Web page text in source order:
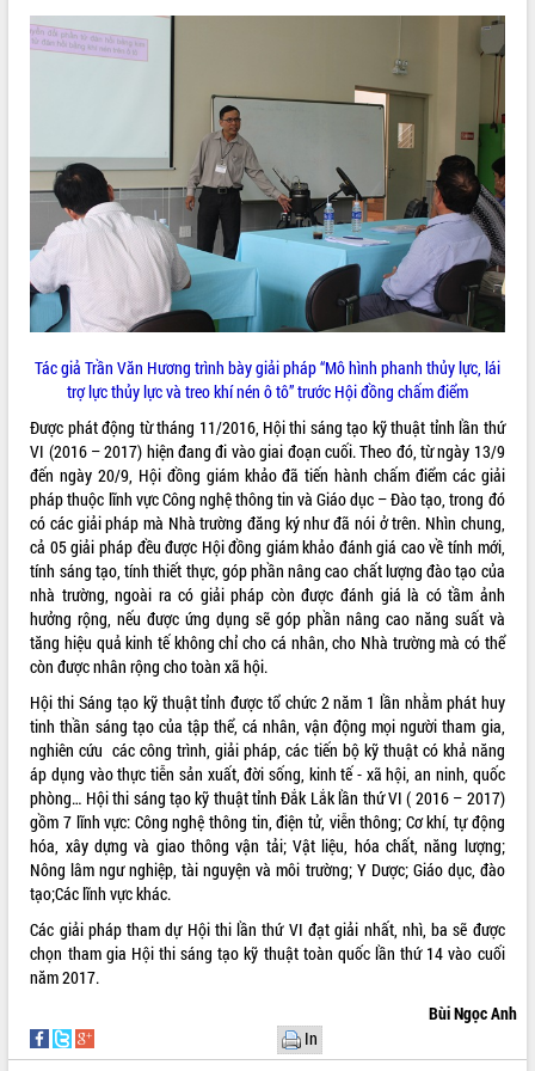
phát triển mới
Thường trực HĐND tỉnh Đắk Lắk gặp
Lễ truy điệu và an táng hài cốt liệt sĩ
tại Nghĩa trang Liệt sĩ xã Sơn Hòa
Bàn giải pháp tháo gỡ khó khăn trong
xuất khẩu sầu riêng và triển khai quy
định EUDR
Thứ trưởng Bộ Nông nghiệp và Môi
trường Nguyễn Hoàng Hiệp khảo sát
vùng trồng và doanh nghiệp đóng gói
sầu riêng tại Đắk Lắk
Trình diễn nghệ thuật chế biến các
món ăn từ sầu riêng
Đắk Lắk công bố Quy hoạch và xúc
tiến đầu tư tỉnh
Ngành cá ngừ Đắk Lắk chủ động thích
ứng để giữ vững thị trường xuất khẩu
Diễn đàn Kinh tế tư nhân Việt Nam đột
phá cơ chế - Hợp tác công tư
Đề án 06 tạo bước ngoặt đột phá trong
cải cách hành chính tỉnh Đắk Lắk
Kết nối tour, đẩy mạnh chuyển đổi số
để phát triển du lịch Đắk Lắk
tầng kỹ thuật Cụm công nghiệp Tân
Tiến
Gặp mặt các cơ quan báo chí nhân Kỷ
niệm 101 năm Ngày Báo chí Cách
mạng Việt Nam
Đắk Lắk sơ kết 4 năm triển khai thực
hiện Đề án 06 của Chính phủ
Họp báo thông tin về Hội nghị Công bố
Quy hoạch và Xúc tiến đầu tư tỉnh Đắk
Lắk
Khơi thông điểm nghẽn, đẩy nhanh
HĐND tỉnh thông qua điều chỉnh Quy
hoạch tỉnh thời kỳ 2021-2030
Hôm nay: 38484
Tất cả: 66083807
Tác giả Trần Văn Hương trình bày giải pháp “Mô hình phanh thủy lực, lái
trợ lực thủy lực và treo khí nén ô tô” trước Hội đồng chấm điểm
Được phát động từ tháng 11/2016, Hội thi sáng tạo kỹ thuật tỉnh lần thứ
VI (2016 – 2017) hiện đang đi vào giai đoạn cuối. Theo đó, từ ngày 13/9
đến ngày 20/9, Hội đồng giám khảo đã tiến hành chấm điểm các giải
pháp thuộc lĩnh vực Công nghệ thông tin và Giáo dục – Đào tạo, trong đó
có các giải pháp mà Nhà trường đăng ký như đã nói ở trên. Nhìn chung,
cả 05 giải pháp đều được Hội đồng giám khảo đánh giá cao về tính mới,
tính sáng tạo, tính thiết thực, góp phần nâng cao chất lượng đào tạo của
nhà trường, ngoài ra có giải pháp còn được đánh giá là có tầm ảnh
hưởng rộng, nếu được ứng dụng sẽ góp phần nâng cao năng suất và
tăng hiệu quả kinh tế không chỉ cho cá nhân, cho Nhà trường mà có thể
còn được nhân rộng cho toàn xã hội.
Hội thi Sáng tạo kỹ thuật tỉnh được tổ chức 2 năm 1 lần nhằm phát huy
tinh thần sáng tạo của tập thể, cá nhân, vận động mọi người tham gia,
nghiên cứu các công trình, giải pháp, các tiến bộ kỹ thuật có khả năng
áp dụng vào thực tiễn sản xuất, đời sống, kinh tế - xã hội, an ninh, quốc
phòng… Hội thi sáng tạo kỹ thuật tỉnh Đắk Lắk lần thứ VI ( 2016 – 2017)
gồm 7 lĩnh vực: Công nghệ thông tin, điện tử, viễn thông; Cơ khí, tự động
hóa, xây dựng và giao thông vận tải; Vật liệu, hóa chất, năng lượng;
Nông lâm ngư nghiệp, tài nguyện và môi trường; Y Dược; Giáo dục, đào
tạo;Các lĩnh vực khác.
Các giải pháp tham dự Hội thi lần thứ VI đạt giải nhất, nhì, ba sẽ được
chọn tham gia Hội thi sáng tạo kỹ thuật toàn quốc lần thứ 14 vào cuối
năm 2017.
Bùi Ngọc Anh
In